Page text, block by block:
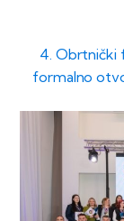
4. Obrtnički
formalno